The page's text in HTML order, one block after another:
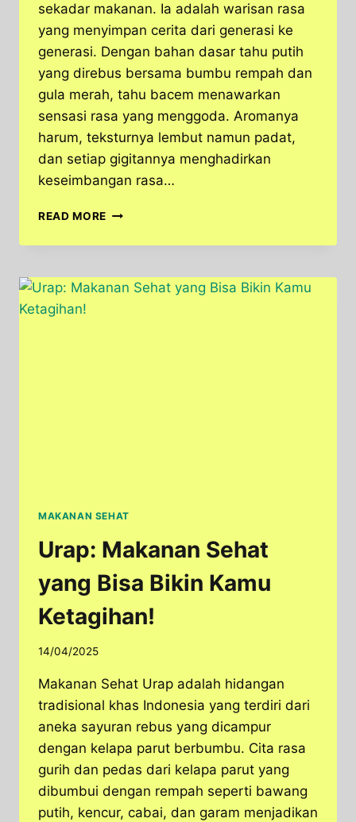
sekadar makanan. Ia adalah warisan rasa
yang menyimpan cerita dari generasi ke
generasi. Dengan bahan dasar tahu putih
yang direbus bersama bumbu rempah dan
gula merah, tahu bacem menawarkan
sensasi rasa yang menggoda. Aromanya
harum, teksturnya lembut namun padat,
dan setiap gigitannya menghadirkan
keseimbangan rasa…
READ MORE RESEP
BACEM
BANGET,
BIKIN
MAKANAN SEHAT
Urap: Makanan Sehat
yang Bisa Bikin Kamu
Ketagihan!
14/04/2025
Makanan Sehat Urap adalah hidangan
tradisional khas Indonesia yang terdiri dari
aneka sayuran rebus yang dicampur
dengan kelapa parut berbumbu. Cita rasa
gurih dan pedas dari kelapa parut yang
dibumbui dengan rempah seperti bawang
putih, kencur, cabai, dan garam menjadikan